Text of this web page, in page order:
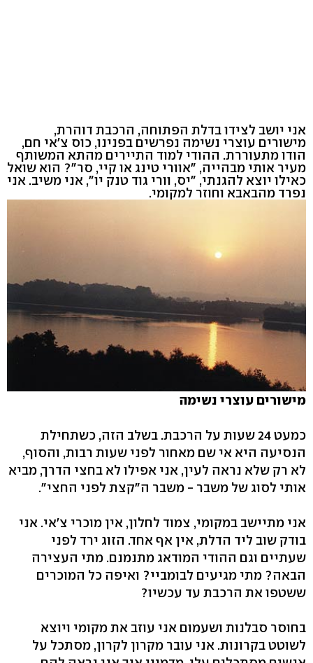
אני יושב לצידו בדלת הפתוחה, הרכבת דוהרת,
מישורים עוצרי נשימה נפרשים בפנינו, כוס צ'אי חם,
הודו מתעוררת. ההודי למוד התיירים מהתא המשותף
מעיר אותי מבהייה, "אוורי טינג או קיי, סר"? הוא שואל
כאילו יוצא להגנתי, "יס, וורי גוד טנק יו", אני משיב. אני
נפרד מהבאבא וחוזר למקומי.
מישורים עוצרי נשימה
כמעט 24 שעות על הרכבת. בשלב הזה, כשתחילת
הנסיעה היא אי שם מאחור לפני שעות רבות, והסוף,
לא רק שלא נראה לעין, אני אפילו לא בחצי הדרך, מביא
אותי לסוג של משבר - משבר ה"קצת לפני החצי".
אני מתיישב במקומי, צמוד לחלון, אין מוכרי צ'אי. אני
בודק שוב ליד הדלת, אין אף אחד. הזוג ירד לפני
שעתיים וגם ההודי המודאג מתנמנם. מתי העצירה
הבאה? מתי מגיעים לבומביי? ואיפה כל המוכרים
ששטפו את הרכבת עד עכשיו?
בחוסר סבלנות ושעמום אני עוזב את מקומי ויוצא
לשוטט בקרונות. אני עובר מקרון לקרון, מסתכל על